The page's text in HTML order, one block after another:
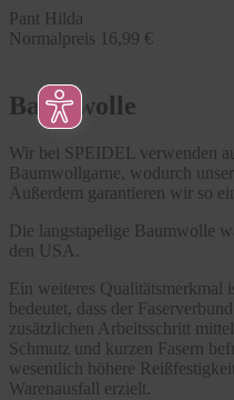
Pant Hilda
Normalpreis 16,99 €
Baumwolle
Wir bei SPEIDEL verwenden
Baumwollgarne, wodurch
Außerdem garantieren wir so
Die langstapelige Baumwolle
den USA.
Ein weiteres Qualitätsmerkmal
bedeutet, dass der
zusätzlichen Arbeitsschritt
Schmutz und kurzen Fasern
wesentlich höhere
Warenausfall erzielt.